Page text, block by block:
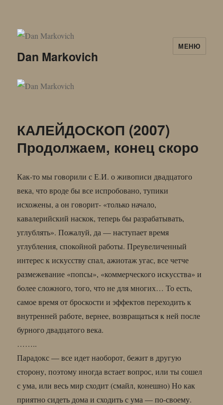
Dan Markovich
МЕНЮ
КАЛЕЙДОСКОП (2007)
Продолжаем, конец скоро
Как-то мы говорили с Е.И. о живописи двадцатого
века, что вроде бы все испробовано, тупики
исхожены, а он говорит- «только начало,
кавалерийский наскок, теперь бы разрабатывать,
углублять». Пожалуй, да — наступает время
углубления, спокойной работы. Преувеличенный
интерес к искусству спал, ажиотаж угас, все четче
размежевание «попсы», «коммерческого искусства» и
более сложного, того, что не для многих… То есть,
самое время от броскости и эффектов переходить к
внутренней работе, вернее, возвращаться к ней после
бурного двадцатого века.
……..
Парадокс — все идет наоборот, бежит в другую
сторону, поэтому иногда встает вопрос, или ты сошел
с ума, или весь мир сходит (смайл, конешно) Но как
приятно сидеть дома и сходить с ума — по-своему.